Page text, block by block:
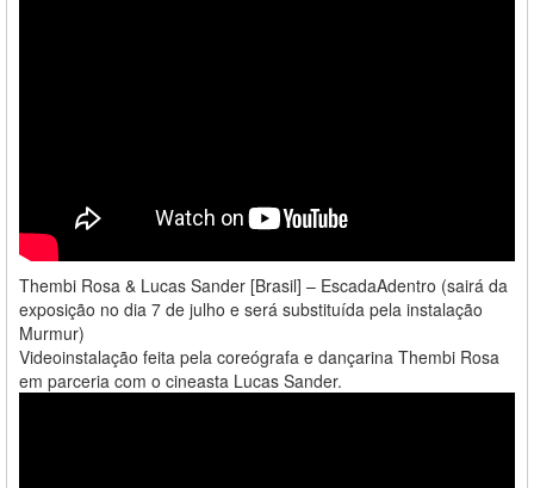
Thembi Rosa & Lucas Sander [Brasil] – EscadaAdentro (sairá da
exposição no dia 7 de julho e será substituída pela instalação
Murmur)
Videoinstalação feita pela coreógrafa e dançarina Thembi Rosa
em parceria com o cineasta Lucas Sander.